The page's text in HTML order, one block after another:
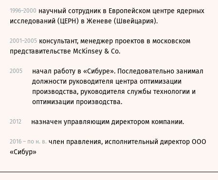
1996–2000 научный сотрудник в Европейском центре ядерных
исследований (ЦЕРН) в Женеве (Швейцария).
2001–2005 консультант, менеджер проектов в московском
представительстве McKinsey & Co.
2005
начал работу в «Сибуре». Последовательно занимал
должности руководителя центра оптимизации
производства, руководителя службы технологии и
оптимизации производства.
2012 назначен управляющим директором компании.
2016 – по н. в. член правления, исполнительный директор ООО
«Сибур»